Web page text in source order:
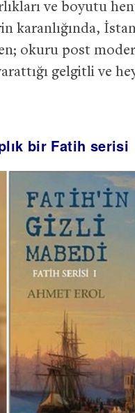
ve boyutu
karanlığında,
okuru post
gelgitli ve
bir Fatih serisi